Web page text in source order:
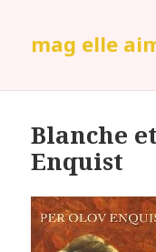
mag elle
Blanche
Enquist